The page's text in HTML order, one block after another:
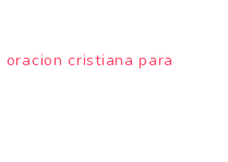
oracion cristiana para